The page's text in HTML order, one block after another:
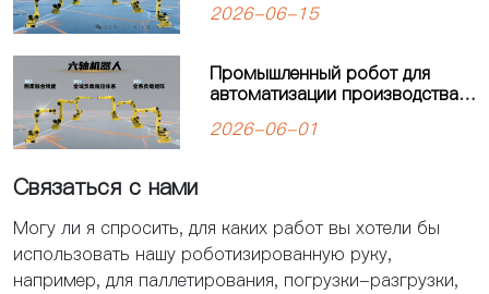
для автоматизации
2026-06-15
Промышленный робот для
автоматизации производства:
предприятий
2026-06-01
Связаться с нами
Могу ли я спросить, для каких работ вы хотели бы
использовать нашу роботизированную руку,
например, для паллетирования, погрузки-разгрузки,